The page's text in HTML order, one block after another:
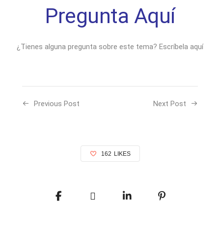
Pregunta Aquí
¿Tienes alguna pregunta sobre este tema? Escríbela aquí
Previous Post Next Post
162 LIKES